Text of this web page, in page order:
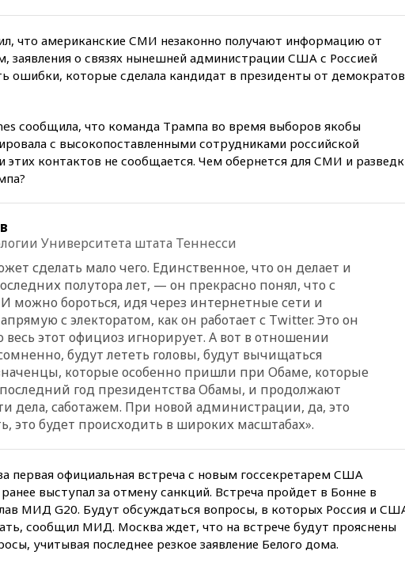
громких взрывах
11:41ТПП предлагает
изменить процедуру
продавцов
11:38Шадаев исключил
запуск мессенджера на
заключить безвизовые
соглашения с Индонезией и
Малайзией
11:04«Ведомости»: на партию
«Яблоко» ополчились
10:59Торговые центры и кафе
в России могут обязать
раздавать питьевую воду
бесплатно
Mind Money Юлия Хандошко
10:41Пашинян: Армения
понимает невозможность
одновременного членства в
ЕС и ЕАЭС
что американские СМИ незаконно получают информацию от
заявления о связях нынешней администрации США с Россией
ошибки, которые сделала кандидат в президенты от демократов
сообщила, что команда Трампа во время выборов якобы
с высокопоставленными сотрудниками российской
этих контактов не сообщается. Чем обернется для СМИ и
Университета штата Теннесси
сделать мало чего. Единственное, что он делает и
полутора лет, — он прекрасно понял, что с
бороться, идя через интернетные сети и
с электоратом, как он работает с Twitter. Это он
весь этот официоз игнорирует. А вот в отношении
будут лететь головы, будут вычищаться
которые особенно пришли при Обаме, которые
последний год президентства Обамы, и продолжают
дела, саботажем. При новой администрации, да, это
это будет происходить в широких масштабах».
первая официальная встреча с новым госсекретарем США
выступал за отмену санкций. Встреча пройдет в Бонне в
МИД G20. Будут обсуждаться вопросы, в которых Россия и
сообщил МИД. Москва ждет, что на встрече будут прояснены
учитывая последнее резкое заявление Белого дома.